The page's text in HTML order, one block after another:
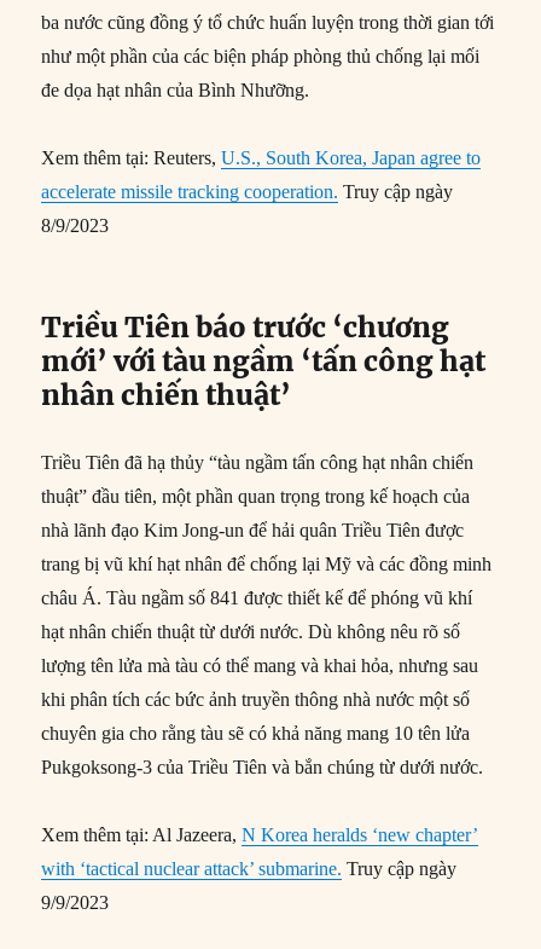
ba nước cũng đồng ý tổ chức huấn luyện trong thời gian tới
như một phần của các biện pháp phòng thủ chống lại mối
đe dọa hạt nhân của Bình Nhưỡng.
Xem thêm tại: Reuters,U.S., South Korea, Japan agree to
accelerate missile tracking cooperation. Truy cập ngày
8/9/2023
Triều Tiên báo trước ‘chương
mới’ với tàu ngầm ‘tấn công hạt
nhân chiến thuật’
Triều Tiên đã hạ thủy “tàu ngầm tấn công hạt nhân chiến
thuật” đầu tiên, một phần quan trọng trong kế hoạch của
nhà lãnh đạo Kim Jong-un để hải quân Triều Tiên được
trang bị vũ khí hạt nhân để chống lại Mỹ và các đồng minh
châu Á. Tàu ngầm số 841 được thiết kế để phóng vũ khí
hạt nhân chiến thuật từ dưới nước. Dù không nêu rõ số
lượng tên lửa mà tàu có thể mang và khai hỏa, nhưng sau
khi phân tích các bức ảnh truyền thông nhà nước một số
chuyên gia cho rằng tàu sẽ có khả năng mang 10 tên lửa
Pukgoksong-3 của Triều Tiên và bắn chúng từ dưới nước.
Xem thêm tại: Al Jazeera,N Korea heralds ‘new chapter’
with ‘tactical nuclear attack’ submarine. Truy cập ngày
9/9/2023